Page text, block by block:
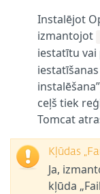
Instalējot
izmantojot
iestatītu
ceļš tiek
Tomcat
Kļūdas
Ja,
kļūda